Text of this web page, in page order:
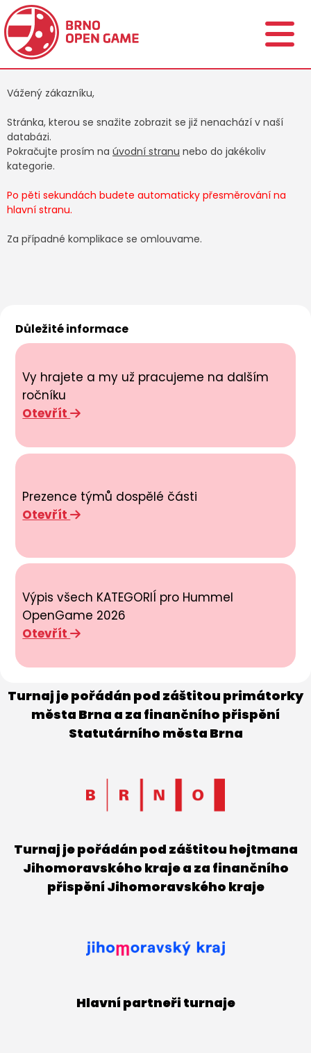
Vážený zákazníku,
Stránka, kterou se snažite zobrazit se již nenachází v naší
databázi.
Pokračujte prosím na úvodní stranu nebo do jakékoliv
kategorie.
Po pěti sekundách budete automaticky přesměrování na
hlavní stranu.
Za případné komplikace se omlouvame.
Důležité informace
Vy hrajete a my už pracujeme na dalším
ročníku
Otevřít
Prezence týmů dospělé části
Otevřít
Výpis všech KATEGORIÍ pro Hummel
OpenGame 2026
Otevřít
Turnaj je pořádán pod záštitou primátorky
města Brna a za finančního přispění
Statutárního města Brna
Turnaj je pořádán pod záštitou hejtmana
Jihomoravského kraje a za finančního
přispění Jihomoravského kraje
Hlavní partneři turnaje